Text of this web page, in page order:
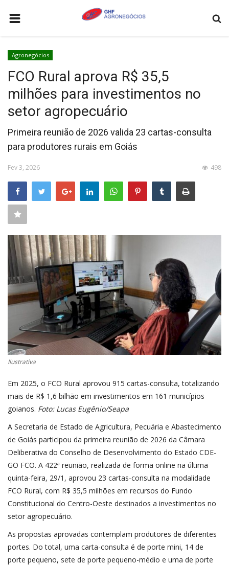
AGRONEGÓCIOS
LEILÕES
FEIRAS E EVENTOS
COTAÇÕES
COLUNISTA
QUEM SOMOS
CONTATO
CONECTE-SE
REGISTO
Agronegócios
FCO Rural aprova R$ 35,5
milhões para investimentos no
setor agropecuário
Primeira reunião de 2026 valida 23 cartas-consulta
para produtores rurais em Goiás
Fev 3, 2026 498
Ilustrativa
Em 2025, o FCO Rural aprovou 915 cartas-consulta, totalizando
mais de R$ 1,6 bilhão em investimentos em 161 municípios
goianos. Foto: Lucas Eugênio/Seapa
A Secretaria de Estado de Agricultura, Pecuária e Abastecimento
de Goiás participou da primeira reunião de 2026 da Câmara
Deliberativa do Conselho de Desenvolvimento do Estado CDE-
GO FCO. A 422ª reunião, realizada de forma online na última
quinta-feira, 29/1, aprovou 23 cartas-consulta na modalidade
FCO Rural, com R$ 35,5 milhões em recursos do Fundo
Constitucional do Centro-Oeste destinados a investimentos no
setor agropecuário.
As propostas aprovadas contemplam produtores de diferentes
portes. Do total, uma carta-consulta é de porte mini, 14 de
porte pequeno, sete de porte pequeno-médio e uma de porte